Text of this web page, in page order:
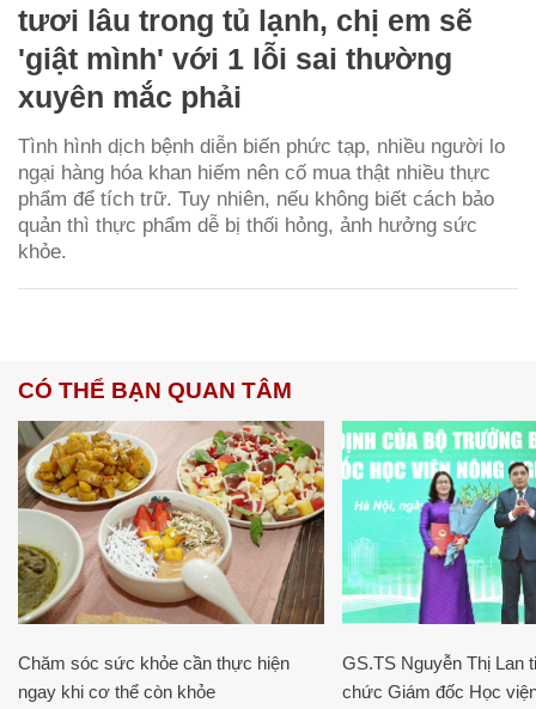
tươi lâu trong tủ lạnh, chị em sẽ
'giật mình' với 1 lỗi sai thường
xuyên mắc phải
Tình hình dịch bệnh diễn biến phức tạp, nhiều người lo
ngại hàng hóa khan hiếm nên cố mua thật nhiều thực
phẩm để tích trữ. Tuy nhiên, nếu không biết cách bảo
quản thì thực phẩm dễ bị thối hỏng, ảnh hưởng sức
khỏe.
CÓ THỂ BẠN QUAN TÂM
Chăm sóc sức khỏe cần thực hiện
ngay khi cơ thể còn khỏe
GS.TS Nguyễn Thị Lan
chức Giám đốc Học